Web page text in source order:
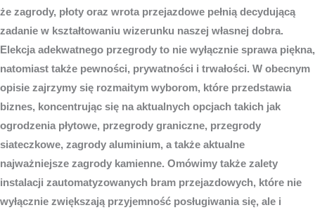
że zagrody, płoty oraz wrota przejazdowe pełnią decydującą
zadanie w kształtowaniu wizerunku naszej własnej dobra.
Elekcja adekwatnego przegrody to nie wyłącznie sprawa piękna,
natomiast także pewności, prywatności i trwałości. W obecnym
opisie zajrzymy się rozmaitym wyborom, które przedstawia
biznes, koncentrując się na aktualnych opcjach takich jak
ogrodzenia płytowe, przegrody graniczne, przegrody
siateczkowe, zagrody aluminium, a także aktualne
najważniejsze zagrody kamienne. Omówimy także zalety
instalacji zautomatyzowanych bram przejazdowych, które nie
wyłącznie zwiększają przyjemność posługiwania się, ale i